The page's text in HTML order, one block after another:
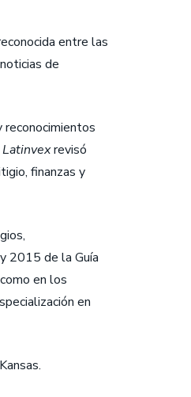
entre las
de
reconocimientos
Latinvexrevisó
finanzas y
2015 de la Guía
en los
en